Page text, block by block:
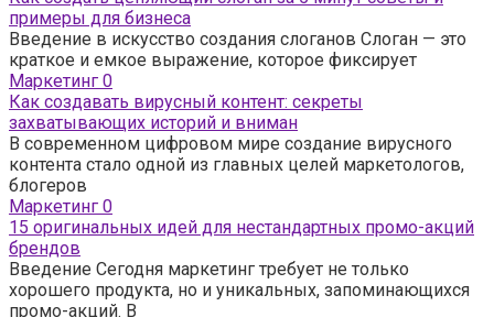
примеры для бизнеса
Введение в искусство создания слоганов Слоган — это
краткое и емкое выражение, которое фиксирует
Маркетинг 0
Как создавать вирусный контент: секреты
захватывающих историй и вниман
В современном цифровом мире создание вирусного
контента стало одной из главных целей маркетологов,
блогеров
Маркетинг 0
15 оригинальных идей для нестандартных промо-акций
брендов
Введение Сегодня маркетинг требует не только
хорошего продукта, но и уникальных, запоминающихся
промо-акций. В